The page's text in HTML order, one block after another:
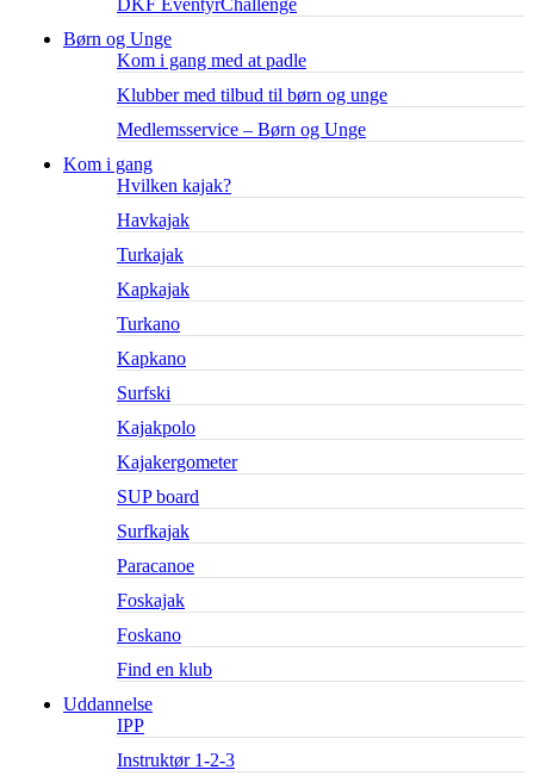
DKF EventyrChallenge
Børn og Unge
Kom i gang med at padle
Klubber med tilbud til børn og unge
Medlemsservice – Børn og Unge
Kom i gang
Hvilken kajak?
Havkajak
Turkajak
Kapkajak
Turkano
Kapkano
Surfski
Kajakpolo
Kajakergometer
SUP board
Surfkajak
Paracanoe
Foskajak
Foskano
Find en klub
Uddannelse
IPP
Instruktør 1-2-3